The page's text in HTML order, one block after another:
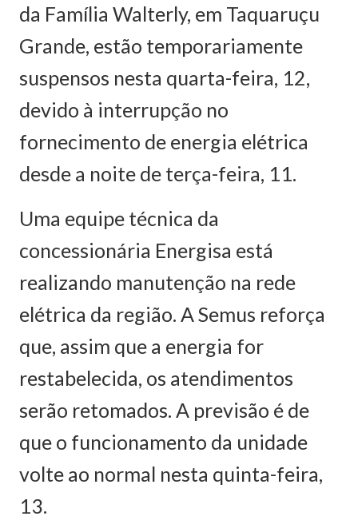
da Família Walterly, em Taquaruçu
Grande, estão temporariamente
suspensos nesta quarta-feira, 12,
devido à interrupção no
fornecimento de energia elétrica
desde a noite de terça-feira, 11.
Uma equipe técnica da
concessionária Energisa está
realizando manutenção na rede
elétrica da região. A Semus reforça
que, assim que a energia for
restabelecida, os atendimentos
serão retomados. A previsão é de
que o funcionamento da unidade
volte ao normal nesta quinta-feira,
13.